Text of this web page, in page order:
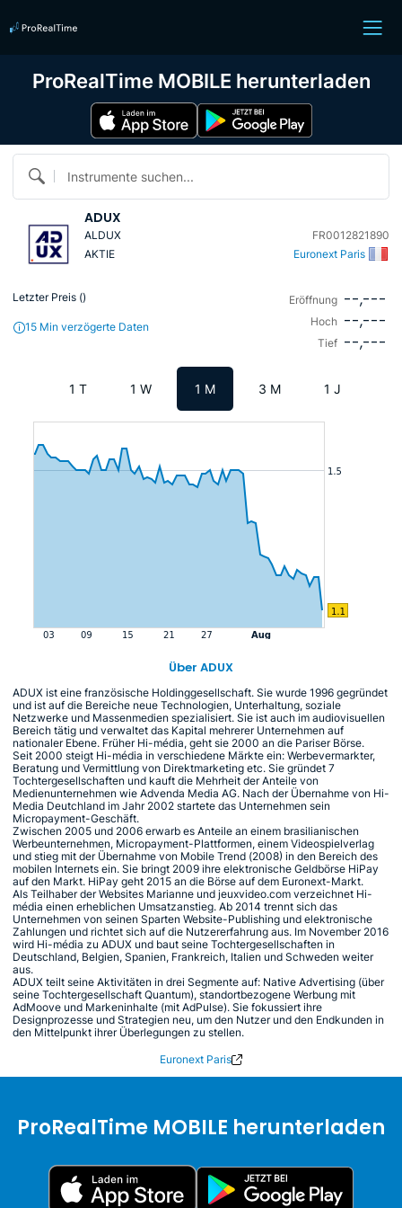
Instrumente suchen...
ADUX
ALDUX
FR0012821890
AKTIE
Euronext Paris
Letzter Preis ()
15 Min verzögerte Daten
Eröffnung --,---
Hoch --,---
Tief --,---
1 T 1 W 1 M 3 M 1 J
Über ADUX
ADUX ist eine französische Holdinggesellschaft. Sie wurde 1996 gegründet
und ist auf die Bereiche neue Technologien, Unterhaltung, soziale
Netzwerke und Massenmedien spezialisiert. Sie ist auch im audiovisuellen
Bereich tätig und verwaltet das Kapital mehrerer Unternehmen auf
nationaler Ebene. Früher Hi-média, geht sie 2000 an die Pariser Börse.
Seit 2000 steigt Hi-média in verschiedene Märkte ein: Werbevermarkter,
Beratung und Vermittlung von Direktmarketing etc. Sie gründet 7
Tochtergesellschaften und kauft die Mehrheit der Anteile von
Medienunternehmen wie Advenda Media AG. Nach der Übernahme von Hi-
Media Deutchland im Jahr 2002 startete das Unternehmen sein
Micropayment-Geschäft.
Zwischen 2005 und 2006 erwarb es Anteile an einem brasilianischen
Werbeunternehmen, Micropayment-Plattformen, einem Videospielverlag
und stieg mit der Übernahme von Mobile Trend (2008) in den Bereich des
mobilen Internets ein. Sie bringt 2009 ihre elektronische Geldbörse HiPay
auf den Markt. HiPay geht 2015 an die Börse auf dem Euronext-Markt.
Als Teilhaber der Websites Marianne und jeuxvideo.com verzeichnet Hi-
média einen erheblichen Umsatzanstieg. Ab 2014 trennt sich das
Unternehmen von seinen Sparten Website-Publishing und elektronische
Zahlungen und richtet sich auf die Nutzererfahrung aus. Im November 2016
wird Hi-média zu ADUX und baut seine Tochtergesellschaften in
Deutschland, Belgien, Spanien, Frankreich, Italien und Schweden weiter
aus.
ADUX teilt seine Aktivitäten in drei Segmente auf: Native Advertising (über
seine Tochtergesellschaft Quantum), standortbezogene Werbung mit
AdMoove und Markeninhalte (mit AdPulse). Sie fokussiert ihre
Designprozesse und Strategien neu, um den Nutzer und den Endkunden in
den Mittelpunkt ihrer Überlegungen zu stellen.
Euronext Paris
ProRealTime MOBILE herunterladen
ProRealTime MOBILE herunterladen